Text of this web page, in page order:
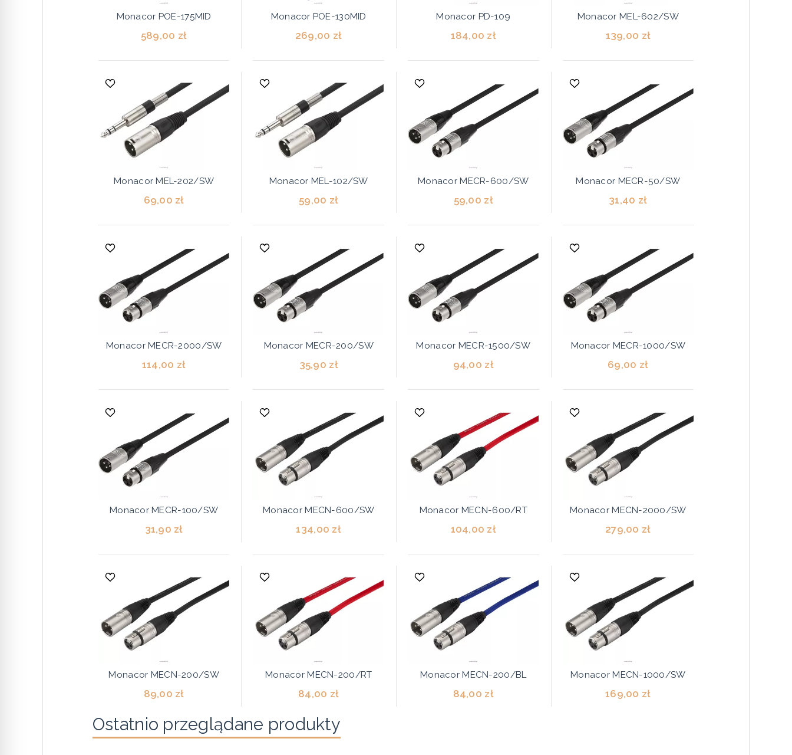
Monacor POE-175MID
589,00 zł
Monacor POE-130MID
269,00 zł
Monacor PD-109
184,00 zł
Monacor MEL-602/SW
139,00 zł
Monacor MEL-202/SW
69,00 zł
Monacor MEL-102/SW
59,00 zł
Monacor MECR-600/SW
59,00 zł
Monacor MECR-50/SW
31,40 zł
Monacor MECR-2000/SW
114,00 zł
Monacor MECR-200/SW
35,90 zł
Monacor MECR-1500/SW
94,00 zł
Monacor MECR-1000/SW
69,00 zł
Monacor MECR-100/SW
31,90 zł
Monacor MECN-600/SW
134,00 zł
Monacor MECN-600/RT
104,00 zł
Monacor MECN-2000/SW
279,00 zł
Monacor MECN-200/SW
89,00 zł
Monacor MECN-200/RT
84,00 zł
Monacor MECN-200/BL
84,00 zł
Monacor MECN-1000/SW
169,00 zł
Ostatnio przeglądane produkty